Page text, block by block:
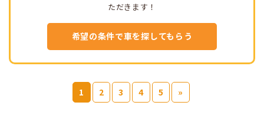
ただきます！
希望の条件で車を探してもらう
1 2 3 4 5 »